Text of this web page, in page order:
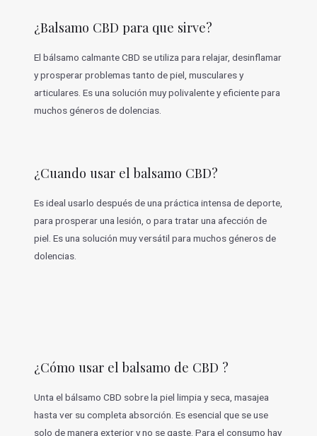
i
o
e
s
¿Balsamo CBD para que sirve?
El bálsamo calmante CBD se utiliza para relajar, desinflamar
y prosperar problemas tanto de piel, musculares y
articulares. Es una solución muy polivalente y eficiente para
muchos géneros de dolencias.
¿Cuando usar el balsamo CBD?
Es ideal usarlo después de una práctica intensa de deporte,
para prosperar una lesión, o para tratar una afección de
piel. Es una solución muy versátil para muchos géneros de
dolencias.
¿Cómo usar el balsamo de CBD ?
Unta el bálsamo CBD sobre la piel limpia y seca, masajea
hasta ver su completa absorción. Es esencial que se use
solo de manera exterior y no se gaste. Para el consumo hay